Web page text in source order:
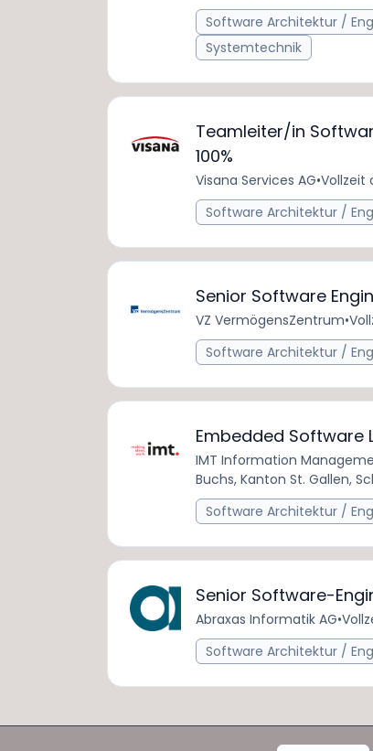
Software Architektur /
Systemtechnik
Teamleiter/in
100%
Visana Services AG•Vollzeit
Software Architektur /
Senior Software
VZ VermögensZentrum•
Software Architektur /
Embedded Software
IMT Information
Buchs, Kanton St. Gallen,
Software Architektur /
Senior Software-
Abraxas Informatik AG•
Software Architektur /